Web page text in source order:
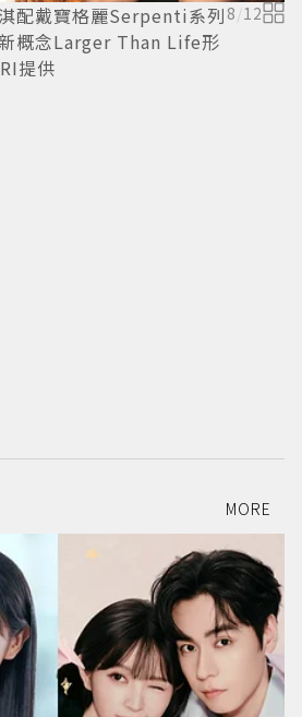
配戴寶格麗Serpenti系列
概念Larger Than Life形
提供
8 /12
MORE